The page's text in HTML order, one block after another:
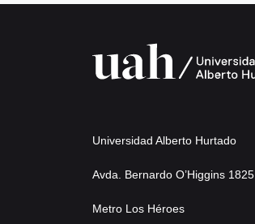
Universidad Alberto Hurtado
Avda. Bernardo O’Higgins 1825
Metro Los Héroes